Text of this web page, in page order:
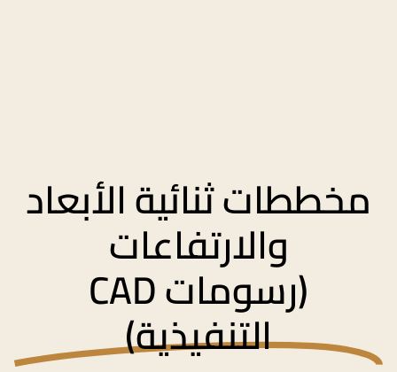
مخططات ثنائية الأبعاد
والارتفاعات
(رسومات CAD
التنفيذية)